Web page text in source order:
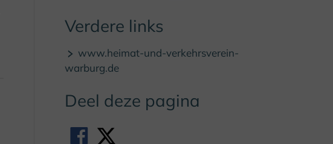
Verdere links
www.heimat-und-verkehrsverein-
warburg.de
Deel deze pagina